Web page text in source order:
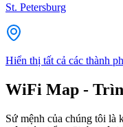
St. Petersburg
Hiển thị tất cả các thành
WiFi Map -
Sứ mệnh của chúng tôi là